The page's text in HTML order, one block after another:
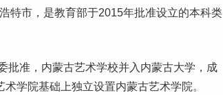
特市，是教育部于2015年批准设立的本科类
批准，内蒙古艺术学校并入内蒙古大学，成
学院基础上独立设置内蒙古艺术学院。